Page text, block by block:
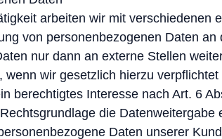
arbeiten wir mit verschiedenen
von personenbezogenen Daten
nur dann an externe Stellen
wir gesetzlich hierzu
berechtigtes Interesse nach Art. 6
die Datenweitergabe
Daten unserer